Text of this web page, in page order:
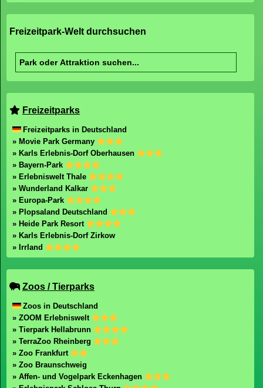
Freizeitpark-Welt durchsuchen
Freizeitparks
Freizeitparks in Deutschland
» Movie Park Germany
» Karls Erlebnis-Dorf Oberhausen
» Bayern-Park
» Erlebniswelt Thale
» Wunderland Kalkar
» Europa-Park
» Plopsaland Deutschland
» Heide Park Resort
» Karls Erlebnis-Dorf Zirkow
» Irrland
Zoos / Tierparks
Zoos in Deutschland
» ZOOM Erlebniswelt
» Tierpark Hellabrunn
» TerraZoo Rheinberg
» Zoo Frankfurt
» Zoo Braunschweig
» Affen- und Vogelpark Eckenhagen